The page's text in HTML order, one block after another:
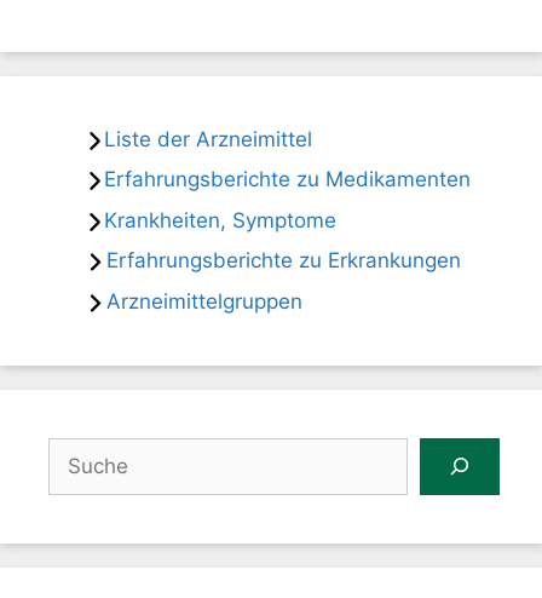
Liste der Arzneimittel
Erfahrungsberichte zu Medikamenten
Krankheiten, Symptome
Erfahrungsberichte zu Erkrankungen
Arzneimittelgruppen